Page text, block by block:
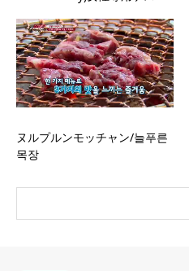
ヌルプルンモッチャン/늘푸른
목장